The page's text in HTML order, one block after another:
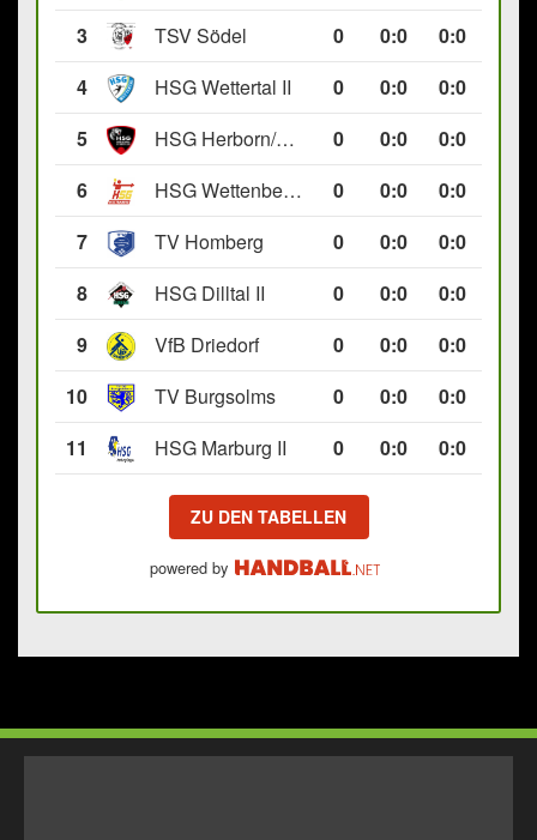
3
TSV Södel 0 0:0
0:0
4
HSG Wettertal II 0 0:0
0:0
5
HSG Herborn/Seelbach 0 0:0
0:0
6
HSG Wettenberg III 0 0:0
0:0
7
TV Homberg 0 0:0
0:0
8
HSG Dilltal II 0 0:0
0:0
9
VfB Driedorf 0 0:0
0:0
10
TV Burgsolms 0 0:0
0:0
11
HSG Marburg II 0 0:0 0:0
ZU DEN TABELLEN
powered by